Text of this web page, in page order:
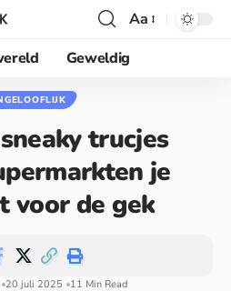
Aa
Geweldig
trucjes
je
voor de gek
20 juli 2025 11 Min Read